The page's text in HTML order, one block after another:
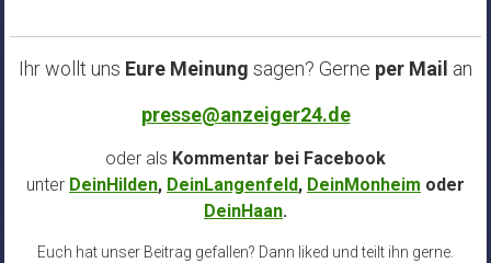
Ihr wollt uns Eure Meinung sagen? Gerne per Mail an
presse@anzeiger24.de
oder als Kommentar bei Facebook
unter DeinHilden, DeinLangenfeld, DeinMonheim oder
DeinHaan.
Euch hat unser Beitrag gefallen? Dann liked und teilt ihn gerne.